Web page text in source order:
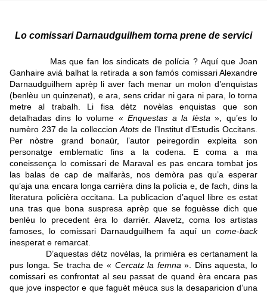
Lo comissari Darnaudguilhem torna prene de servici
Mas que fan los sindicats de polícia ? Aquí que Joan
Ganhaire aviá balhat la retirada a son famós comissari Alexandre
Darnaudguilhem aprèp li aver fach menar un molon d’enquistas
(benlèu un quinzenat), e ara, sens cridar ni gara ni para, lo torna
metre al trabalh. Li fisa dètz novèlas enquistas que son
detalhadas dins lo volume «Enquestas a la lèsta », qu’es lo
numèro 237 de la colleccionAtots de l’Institut d’Estudis Occitans.
Per nòstre grand bonaür, l’autor peiregordin expleita son
personatge emblematic fins a la codena. E coma a ma
coneissença lo comissari de Maraval es pas encara tombat jos
las balas de cap de malfaràs, nos demòra pas qu’a esperar
qu’aja una encara longa carrièra dins la polícia e, de fach, dins la
literatura policièra occitana. La publicacion d’aquel libre es estat
una tras que bona suspresa aprèp que se foguèsse dich que
benlèu lo precedent èra lo darrièr. Alavetz, coma los artistas
famoses, lo comissari Darnaudguilhem fa aquí un come-back
inesperat e remarcat.
D’aquestas dètz novèlas, la primièra es certanament la
pus longa. Se tracha de « Cercatz la femna ». Dins aquesta, lo
comissari es confrontat al seu passat de quand èra encara pas
que jove inspector e que faguèt mèuca sus la desaparicion d’una